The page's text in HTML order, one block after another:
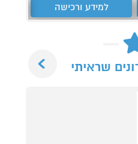
למידע ורכישה
שראיתי